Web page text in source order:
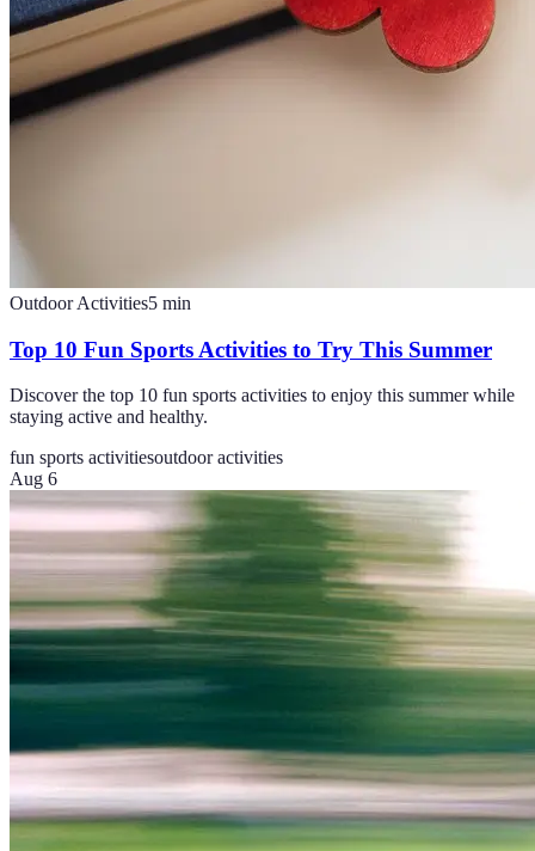
Outdoor Activities5 min
Top 10 Fun Sports Activities to Try This Summer
Discover the top 10 fun sports activities to enjoy this summer while
staying active and healthy.
fun sports activitiesoutdoor activities
Aug 6